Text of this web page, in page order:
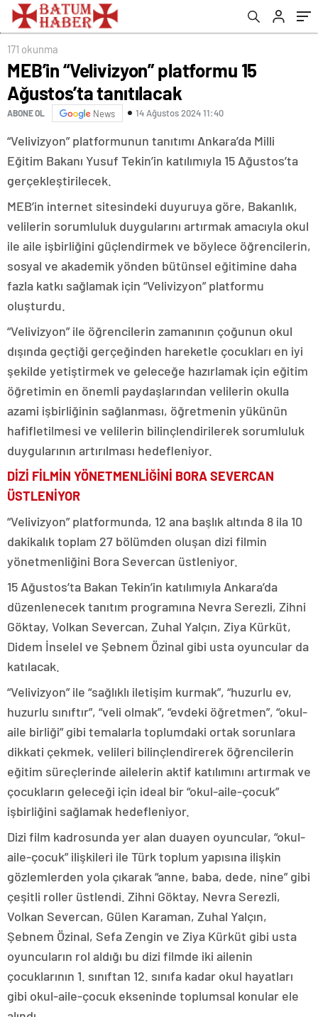
171 okunma
MEB’in “Velivizyon” platformu 15
Ağustos’ta tanıtılacak
ABONE OL News 14 Ağustos 2024 11:40
“Velivizyon” platformunun tanıtımı Ankara’da Milli
Eğitim Bakanı Yusuf Tekin’in katılımıyla 15 Ağustos’ta
gerçekleştirilecek.
MEB’in internet sitesindeki duyuruya göre, Bakanlık,
velilerin sorumluluk duygularını artırmak amacıyla okul
ile aile işbirliğini güçlendirmek ve böylece öğrencilerin,
sosyal ve akademik yönden bütünsel eğitimine daha
fazla katkı sağlamak için “Velivizyon” platformu
oluşturdu.
“Velivizyon” ile öğrencilerin zamanının çoğunun okul
dışında geçtiği gerçeğinden hareketle çocukları en iyi
şekilde yetiştirmek ve geleceğe hazırlamak için eğitim
öğretimin en önemli paydaşlarından velilerin okulla
azami işbirliğinin sağlanması, öğretmenin yükünün
hafifletilmesi ve velilerin bilinçlendirilerek sorumluluk
duygularının artırılması hedefleniyor.
DİZİ FİLMİN YÖNETMENLİĞİNİ BORA SEVERCAN
ÜSTLENİYOR
“Velivizyon” platformunda, 12 ana başlık altında 8 ila 10
dakikalık toplam 27 bölümden oluşan dizi filmin
yönetmenliğini Bora Severcan üstleniyor.
15 Ağustos’ta Bakan Tekin’in katılımıyla Ankara’da
düzenlenecek tanıtım programına Nevra Serezli, Zihni
Göktay, Volkan Severcan, Zuhal Yalçın, Ziya Kürküt,
Didem İnselel ve Şebnem Özinal gibi usta oyuncular da
katılacak.
“Velivizyon” ile “sağlıklı iletişim kurmak”, “huzurlu ev,
huzurlu sınıftır”, “veli olmak”, “evdeki öğretmen”, “okul-
aile birliği” gibi temalarla toplumdaki ortak sorunlara
dikkati çekmek, velileri bilinçlendirerek öğrencilerin
eğitim süreçlerinde ailelerin aktif katılımını artırmak ve
çocukların geleceği için ideal bir “okul-aile-çocuk”
işbirliğini sağlamak hedefleniyor.
Dizi film kadrosunda yer alan duayen oyuncular, “okul-
aile-çocuk” ilişkileri ile Türk toplum yapısına ilişkin
gözlemlerden yola çıkarak “anne, baba, dede, nine” gibi
çeşitli roller üstlendi. Zihni Göktay, Nevra Serezli,
Volkan Severcan, Gülen Karaman, Zuhal Yalçın,
Şebnem Özinal, Sefa Zengin ve Ziya Kürküt gibi usta
oyuncuların rol aldığı bu dizi filmde iki ailenin
çocuklarının 1. sınıftan 12. sınıfa kadar okul hayatları
gibi okul-aile-çocuk ekseninde toplumsal konular ele